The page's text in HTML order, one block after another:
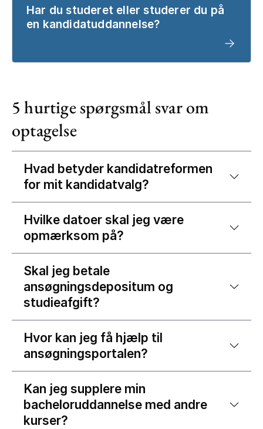
Har du studeret eller studerer du på
en kandidatuddannelse?
5 hurtige spørgsmål svar om
optagelse
Hvad betyder kandidatreformen
for mit kandidatvalg?
Hvilke datoer skal jeg være
opmærksom på?
Skal jeg betale
ansøgningsdepositum og
studieafgift?
Hvor kan jeg få hjælp til
ansøgningsportalen?
Kan jeg supplere min
bacheloruddannelse med andre
kurser?